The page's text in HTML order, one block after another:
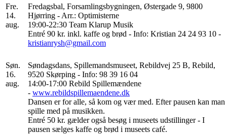
Fre.
14.
aug.
Fredagsbal, Forsamlingsbygningen, Østergade 9, 9800
Hjørring - Arr.: Optimisterne
19:00-22:30 Team Klarup Musik
Entré 90 kr. inkl. kaffe og brød - Info: Kristian 24 24 93 10 -
kristianrysh@gmail.com
Søn.
16.
aug.
Søndagsdans, Spillemandsmuseet, Rebildvej 25 B, Rebild,
9520 Skørping - Info: 98 39 16 04
14:00-17:00 Rebild Spillemændene
- www.rebildspillemaendene.dk
Dansen er for alle, så kom og vær med. Efter pausen kan man
spille med på musikken.
Entré 50 kr. gælder også besøg i museets udstillinger - I
pausen sælges kaffe og brød i museets café.